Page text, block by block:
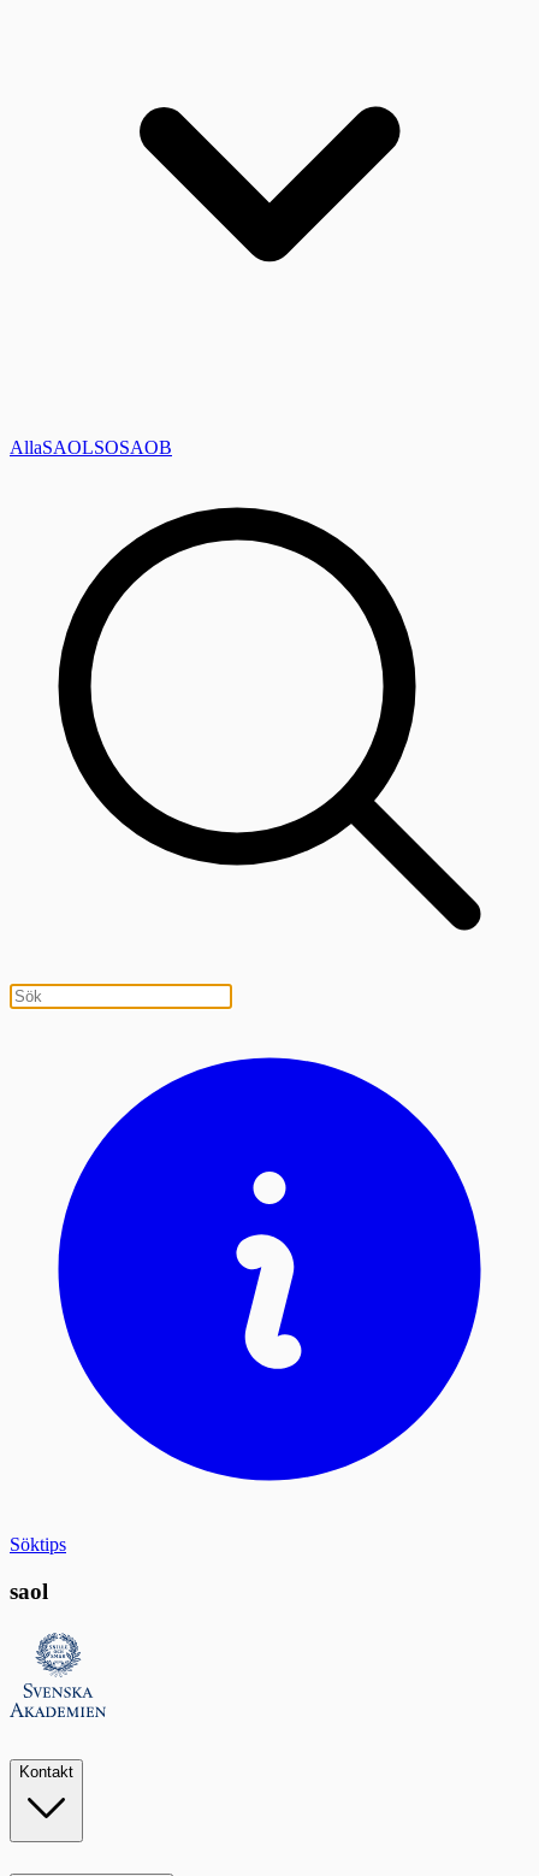
AllaSAOLSOSAOB
Söktips
saol
Kontakt